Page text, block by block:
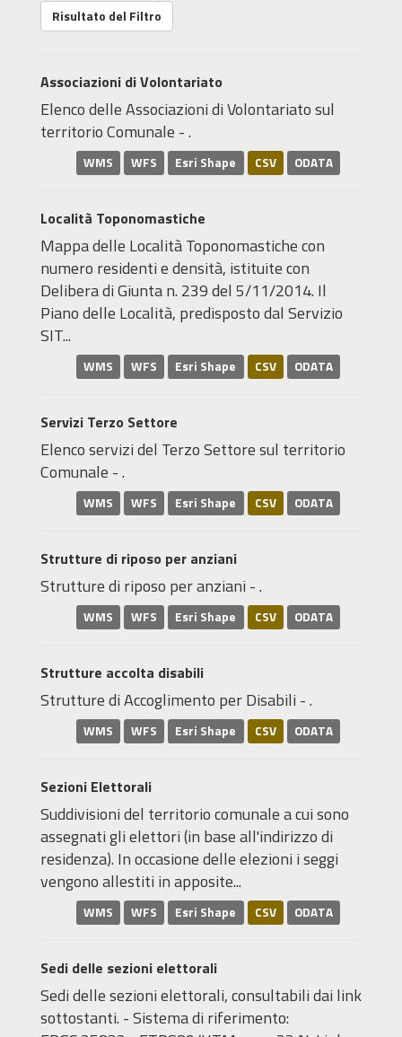
Risultato del Filtro
Associazioni di Volontariato
Elenco delle Associazioni di Volontariato sul
territorio Comunale - .
WMS WFS Esri Shape CSV ODATA
Località Toponomastiche
Mappa delle Località Toponomastiche con
numero residenti e densità, istituite con
Delibera di Giunta n. 239 del 5/11/2014. Il
Piano delle Località, predisposto dal Servizio
SIT...
WMS WFS Esri Shape CSV ODATA
Servizi Terzo Settore
Elenco servizi del Terzo Settore sul territorio
Comunale - .
WMS WFS Esri Shape CSV ODATA
Strutture di riposo per anziani
Strutture di riposo per anziani - .
WMS WFS Esri Shape CSV ODATA
Strutture accolta disabili
Strutture di Accoglimento per Disabili - .
WMS WFS Esri Shape CSV ODATA
Sezioni Elettorali
Suddivisioni del territorio comunale a cui sono
assegnati gli elettori (in base all'indirizzo di
residenza). In occasione delle elezioni i seggi
vengono allestiti in apposite...
WMS WFS Esri Shape CSV ODATA
Sedi delle sezioni elettorali
Sedi delle sezioni elettorali, consultabili dai link
sottostanti. - Sistema di riferimento: